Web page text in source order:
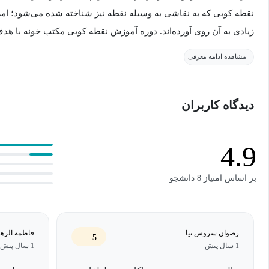
نقطه کوبی که به نقاشی به وسیله نقطه نیز شناخته شده می‌شود؛
زیادی به آن روی آورده‌اند. دوره آموزش نقطه کوبی مکتب خونه با
تهیه‌شده و هم‌اکنون در اختیار کاربران قرار دارد. مجموعه
هدف از آموزش دوره آموزش جامع نقطه‌کوبی
مشاهده ادامه معرفی
دیدگاه کاربران
4.9
بر اساس امتیاز 8 دانشجو
رضوان سروش نیا
1 سال پیش
5
فاطمه
1 سال پیش